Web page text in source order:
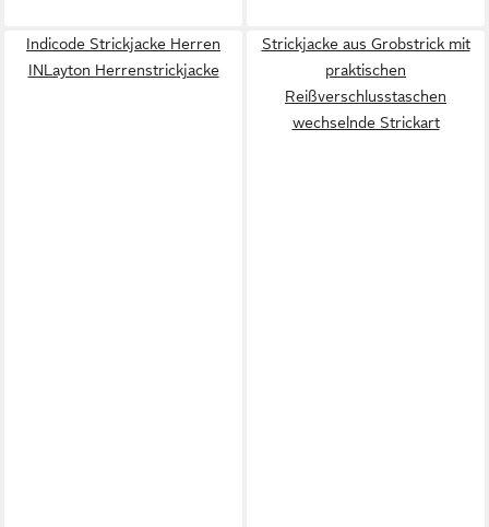
Indicode Strickjacke Herren
INLayton Herrenstrickjacke
Strickjacke aus Grobstrick mit
praktischen
Reißverschlusstaschen
wechselnde Strickart